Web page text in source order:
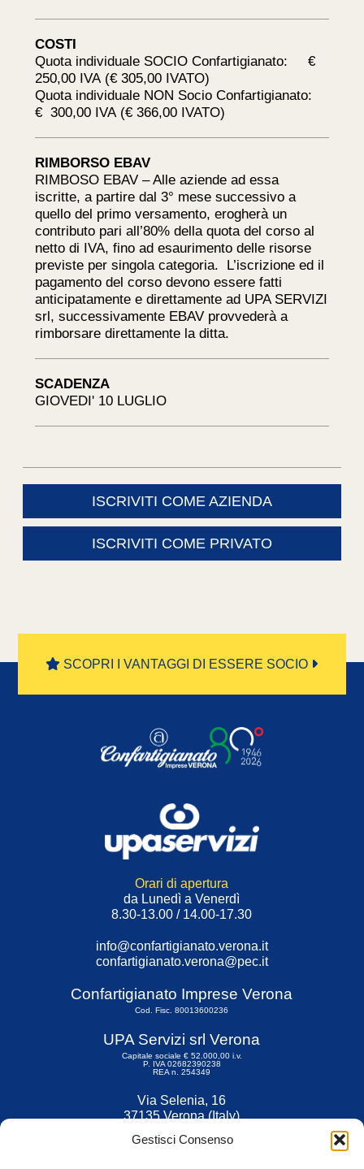
Gestisci Consenso
COSTI
Quota individuale SOCIO Confartigianato: €
250,00 IVA (€ 305,00 IVATO)
Quota individuale NON Socio Confartigianato:
€ 300,00 IVA (€ 366,00 IVATO)
RIMBORSO EBAV
RIMBOSO EBAV – Alle aziende ad essa
iscritte, a partire dal 3° mese successivo a
quello del primo versamento, erogherà un
contributo pari all’80% della quota del corso al
netto di IVA, fino ad esaurimento delle risorse
previste per singola categoria. L’iscrizione ed il
pagamento del corso devono essere fatti
anticipatamente e direttamente ad UPA SERVIZI
srl, successivamente EBAV provvederà a
rimborsare direttamente la ditta.
SCADENZA
GIOVEDI' 10 LUGLIO
ISCRIVITI COME AZIENDA
ISCRIVITI COME PRIVATO
SCOPRI I VANTAGGI DI ESSERE SOCIO
Orari di apertura
da Lunedì a Venerdì
8.30-13.00 / 14.00-17.30
info@confartigianato.verona.it
confartigianato.verona@pec.it
Confartigianato Imprese Verona
Cod. Fisc. 80013600236
UPA Servizi srl Verona
Capitale sociale € 52.000,00 i.v.
P. IVA 02682390238
REA n. 254349
Via Selenia, 16
37135 Verona (Italy)
Fax 045 9211599